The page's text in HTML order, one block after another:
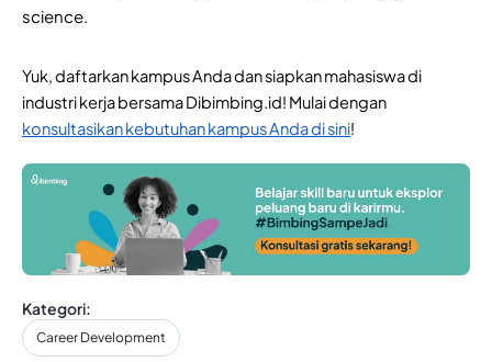
science.
Yuk, daftarkan kampus Anda dan siapkan mahasiswa di
konsultasikan kebutuhan kampus Anda di sini!
Kategori:
Career Development